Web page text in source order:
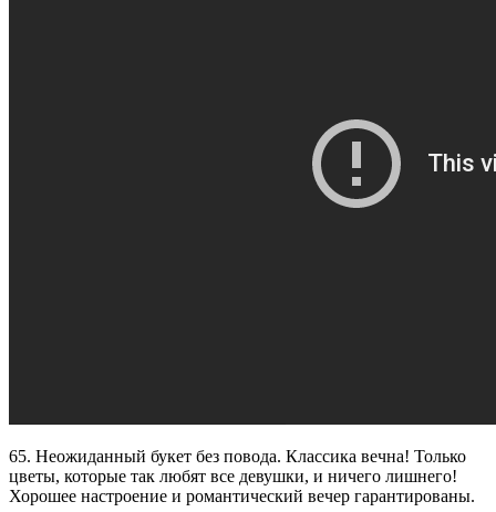
65. Неожиданный букет без повода. Классика вечна! Только
цветы, которые так любят все девушки, и ничего лишнего!
Хорошее настроение и романтический вечер гарантированы.